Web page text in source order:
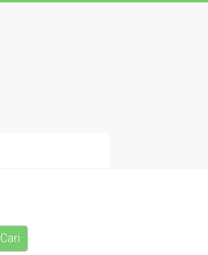
Cari